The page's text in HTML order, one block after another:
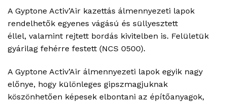
A Gyptone Activ’Air kazettás álmennyezeti lapok
rendelhetők egyenes vágású és süllyesztett
éllel, valamint rejtett bordás kivitelben is. Felületük
gyárilag fehérre festett (NCS 0500).
A Gyptone Activ’Air álmennyezeti lapok egyik nagy
előnye, hogy különleges gipszmagjuknak
köszönhetően képesek elbontani az építőanyagok,